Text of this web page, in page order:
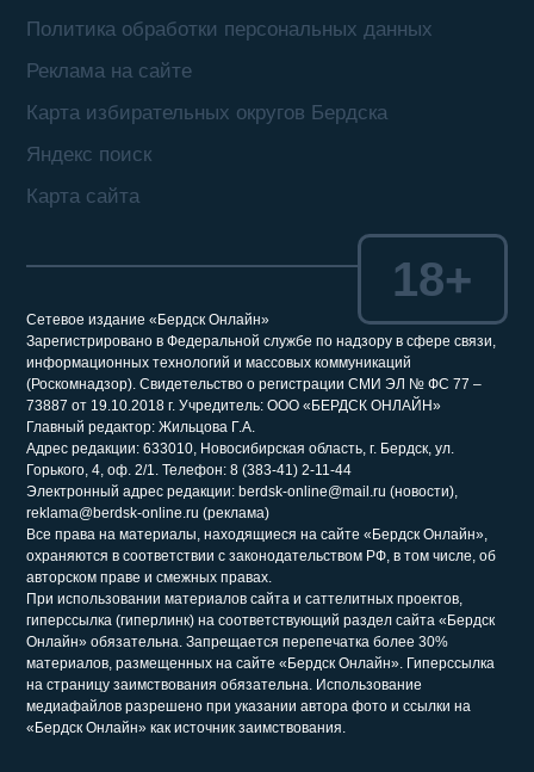
Политика обработки персональных данных
Реклама на сайте
Карта избирательных округов Бердска
Яндекс поиск
Карта сайта
Сетевое издание «Бердск Онлайн»
Зарегистрировано в Федеральной службе по надзору в сфере связи,
информационных технологий и массовых коммуникаций
(Роскомнадзор). Свидетельство о регистрации СМИ ЭЛ № ФС 77 –
73887 от 19.10.2018 г. Учредитель: ООО «БЕРДСК ОНЛАЙН»
Главный редактор: Жильцова Г.А.
Адрес редакции: 633010, Новосибирская область, г. Бердск, ул.
Горького, 4, оф. 2/1. Телефон: 8 (383-41) 2-11-44
Электронный адрес редакции: berdsk-online@mail.ru (новости),
reklama@berdsk-online.ru (реклама)
Все права на материалы, находящиеся на сайте «Бердск Онлайн»,
охраняются в соответствии с законодательством РФ, в том числе, об
авторском праве и смежных правах.
При использовании материалов сайта и саттелитных проектов,
гиперссылка (гиперлинк) на соответствующий раздел сайта «Бердск
Онлайн» обязательна. Запрещается перепечатка более 30%
материалов, размещенных на сайте «Бердск Онлайн». Гиперссылка
на страницу заимствования обязательна. Использование
медиафайлов разрешено при указании автора фото и ссылки на
«Бердск Онлайн» как источник заимствования.
18+